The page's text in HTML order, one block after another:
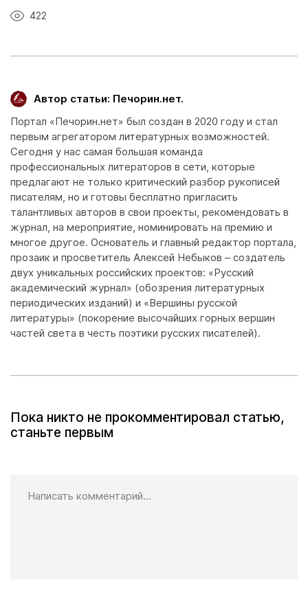
422
Автор статьи: Печорин.нет.
Портал «Печорин.нет» был создан в 2020 году и стал
первым агрегатором литературных возможностей.
Сегодня у нас самая большая команда
профессиональных литераторов в сети, которые
предлагают не только критический разбор рукописей
писателям, но и готовы бесплатно пригласить
талантливых авторов в свои проекты, рекомендовать в
журнал, на мероприятие, номинировать на премию и
многое другое. Основатель и главный редактор портала,
прозаик и просветитель Алексей Небыков – создатель
двух уникальных российских проектов: «Русский
академический журнал» (обозрения литературных
периодических изданий) и «Вершины русской
литературы» (покорение высочайших горных вершин
частей света в честь поэтики русских писателей).
Пока никто не прокомментировал статью,
станьте первым